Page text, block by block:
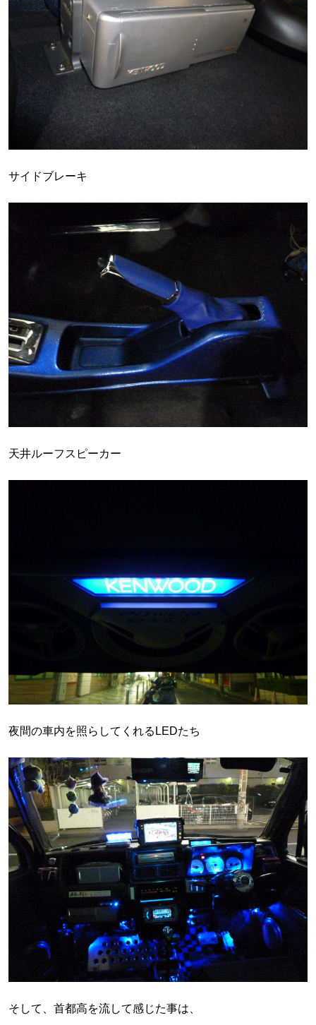
サイドブレーキ
天井ルーフスピーカー
夜間の車内を照らしてくれるLEDたち
そして、首都高を流して感じた事は、